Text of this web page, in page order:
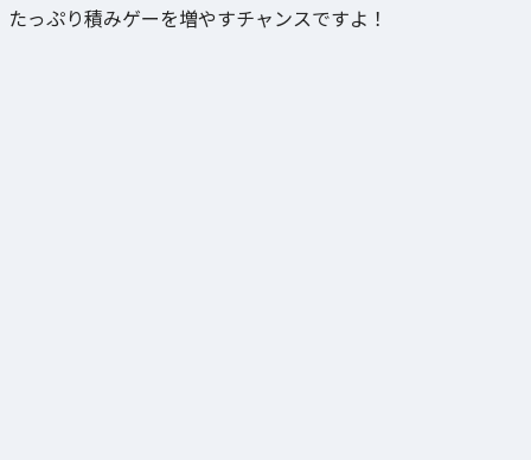
たっぷり積みゲーを増やすチャンスですよ！